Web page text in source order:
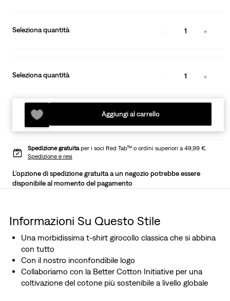
Seleziona quantità 1
Seleziona quantità 1
Aggiungi al carrello
Spedizione gratuitaper i soci Red Tab™ o ordini superiori a 49,99 €.
Spedizione e resi
L'opzione di spedizione gratuita a un negozio potrebbe essere
disponibile al momento del pagamento
Informazioni Su Questo Stile
Una morbidissima t-shirt girocollo classica che si abbina
con tutto
Con il nostro inconfondibile logo
Collaboriamo con la Better Cotton Initiative per una
coltivazione del cotone più sostenibile a livello globale